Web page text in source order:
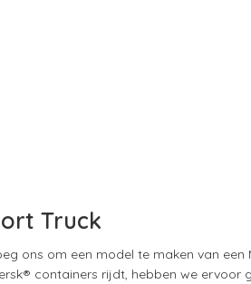
Truck
ons om een model te maken van een
containers rijdt, hebben we